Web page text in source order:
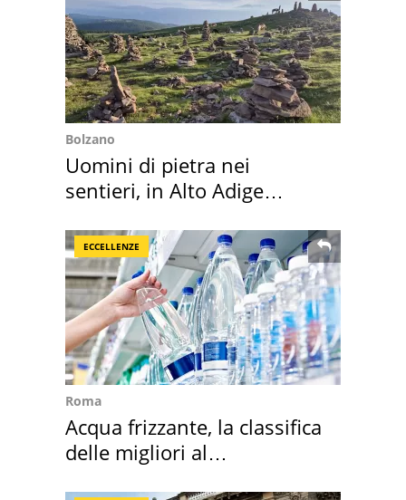
Bolzano
Uomini di pietra nei
sentieri, in Alto Adige
ECCELLENZE
Roma
Acqua frizzante, la classifica
delle migliori al